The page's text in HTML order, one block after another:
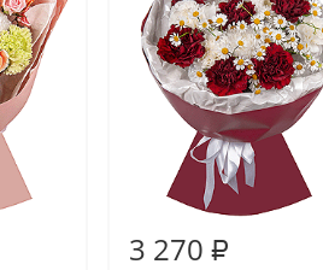
3 270 ₽